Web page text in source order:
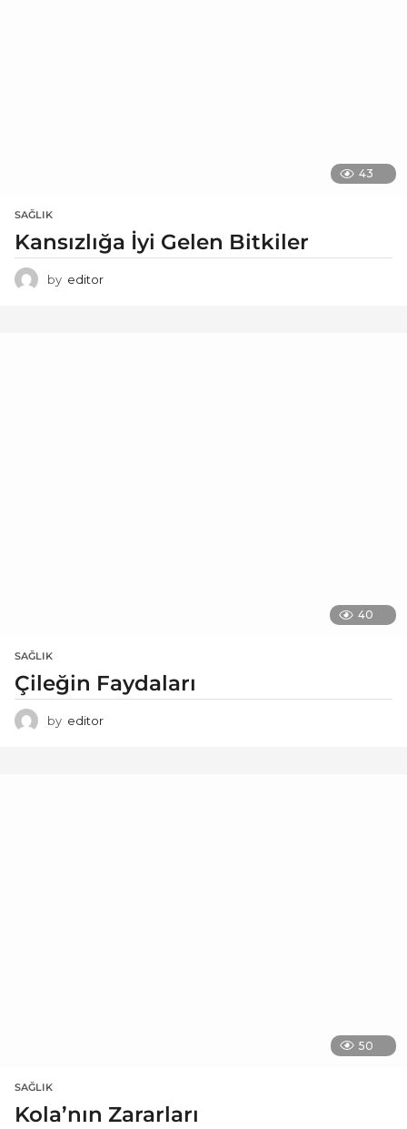
43
SAĞLIK
Kansızlığa İyi Gelen Bitkiler
by editor
40
SAĞLIK
Çileğin Faydaları
by editor
50
SAĞLIK
Kola’nın Zararları